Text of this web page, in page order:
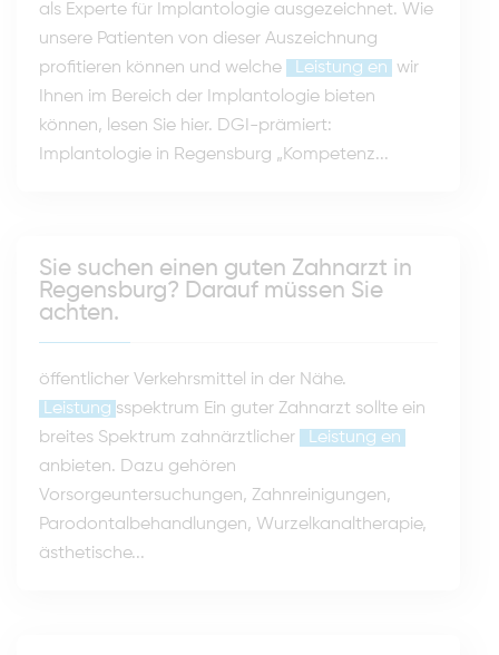
als Experte für Implantologie ausgezeichnet. Wie
unsere Patienten von dieser Auszeichnung
profitieren können und welche
Leistung en
wir
Ihnen im Bereich der Implantologie bieten
können, lesen Sie hier. DGI-prämiert:
Implantologie in Regensburg „Kompetenz...
Sie suchen einen guten Zahnarzt in
Regensburg? Darauf müssen Sie
achten.
öffentlicher Verkehrsmittel in der Nähe.
Leistung sspektrum Ein guter Zahnarzt sollte ein
breites Spektrum zahnärztlicher
Leistung en
anbieten. Dazu gehören
Vorsorgeuntersuchungen, Zahnreinigungen,
Parodontalbehandlungen, Wurzelkanaltherapie,
ästhetische...